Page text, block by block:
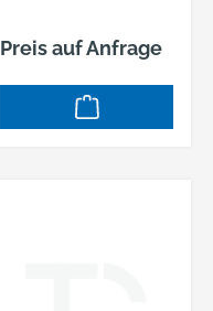
Preis auf Anfrage